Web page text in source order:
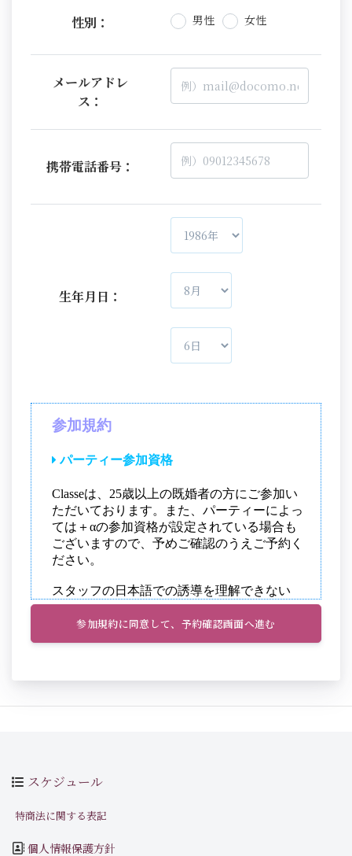
性別： 男性 女性
メールアドレ
ス：
携帯電話番号：
生年月日：
参加規約に同意して、予約確認画面へ進む
スケジュール
特商法に関する表記
個人情報保護方針